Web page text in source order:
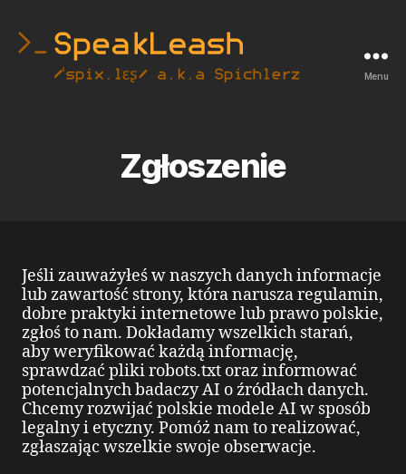
Menu
Zgłoszenie
Jeśli zauważyłeś w naszych danych informacje
lub zawartość strony, która narusza regulamin,
dobre praktyki internetowe lub prawo polskie,
zgłoś to nam. Dokładamy wszelkich starań,
aby weryfikować każdą informację,
sprawdzać pliki robots.txt oraz informować
potencjalnych badaczy AI o źródłach danych.
Chcemy rozwijać polskie modele AI w sposób
legalny i etyczny. Pomóż nam to realizować,
zgłaszając wszelkie swoje obserwacje.